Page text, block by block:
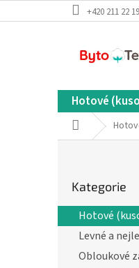
na
+420 211 22
Hotové
Domů
r
a
kategorie
Kategorie
Hotové
Levné a
Obloukové